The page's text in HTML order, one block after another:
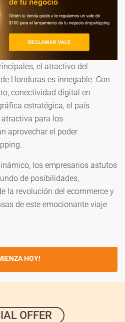
el atractivo del
Honduras es innegable. Con
conectividad digital en
estratégica, el país
para los
aprovechar el poder
los empresarios astutos
de posibilidades,
la revolución del ecommerce y
de este emocionante viaje
HOY!
OFFER